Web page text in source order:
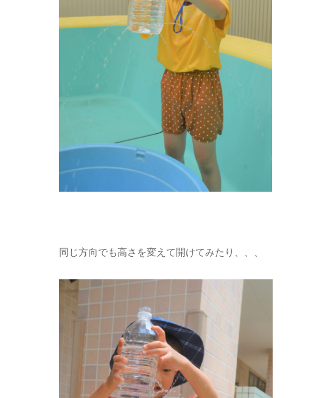
同じ方向でも高さを変えて開けてみたり、、、